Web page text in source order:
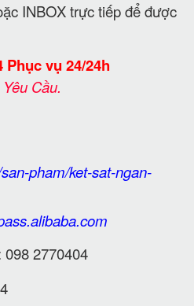
INBOX trực tiếp để được
Phục vụ 24/24h
Cầu.
pham/ket-sat-ngan-
2770404